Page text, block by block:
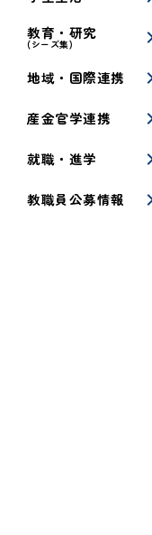
教育・研究
(シーズ集)
地域・国際連携
産金官学連携
就職・進学
教職員公募情報